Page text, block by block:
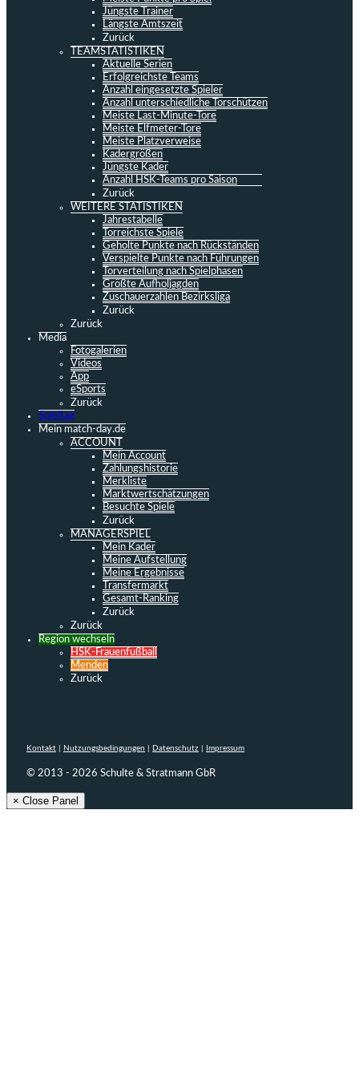
Jüngste Trainer
Längste Amtszeit
Zurück
TEAMSTATISTIKEN
Aktuelle Serien
Erfolgreichste Teams
Anzahl eingesetzte Spieler
Anzahl unterschiedliche Torschützen
Meiste Last-Minute-Tore
Meiste Elfmeter-Tore
Meiste Platzverweise
Kadergrößen
Jüngste Kader
Anzahl HSK-Teams pro Saison
Zurück
WEITERE STATISTIKEN
Jahrestabelle
Torreichste Spiele
Geholte Punkte nach Rückständen
Verspielte Punkte nach Führungen
Torverteilung nach Spielphasen
Größte Aufholjagden
Zuschauerzahlen Bezirksliga
Zurück
Zurück
Media
Fotogalerien
Videos
App
eSports
Zurück
Spieltag
Mein match-day.de
ACCOUNT
Mein Account
Zahlungshistorie
Merkliste
Marktwertschätzungen
Besuchte Spiele
Zurück
MANAGERSPIEL
Mein Kader
Meine Aufstellung
Meine Ergebnisse
Transfermarkt
Gesamt-Ranking
Zurück
Zurück
Region wechseln
HSK-Frauenfußball
Menden
Zurück
Kontakt Nutzungsbedingungen Datenschutz Impressum
© 2013 - 2026 Schulte & Stratmann GbR
× Close Panel